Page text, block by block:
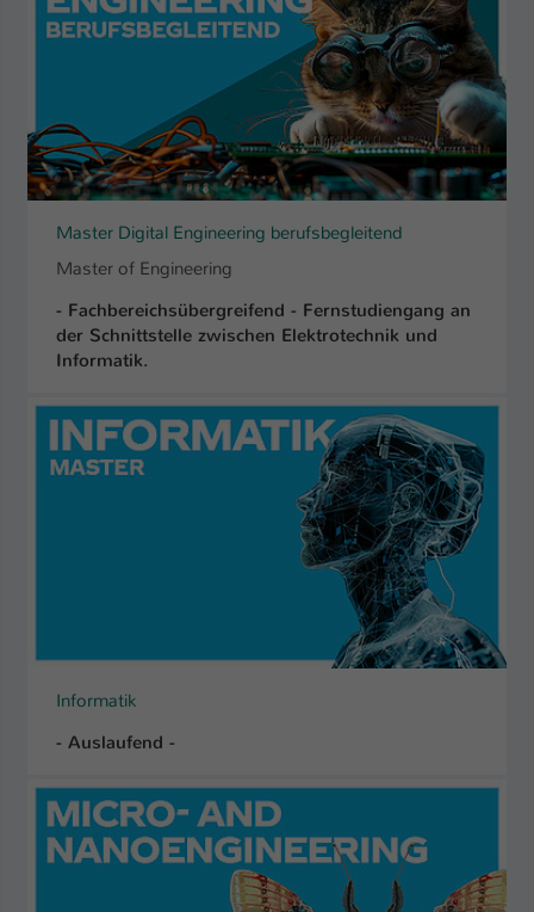
Master Digital Engineering berufsbegleitend
Master of Engineering
- Fachbereichsübergreifend - Fernstudiengang an
der Schnittstelle zwischen Elektrotechnik und
Informatik.
Informatik
- Auslaufend -